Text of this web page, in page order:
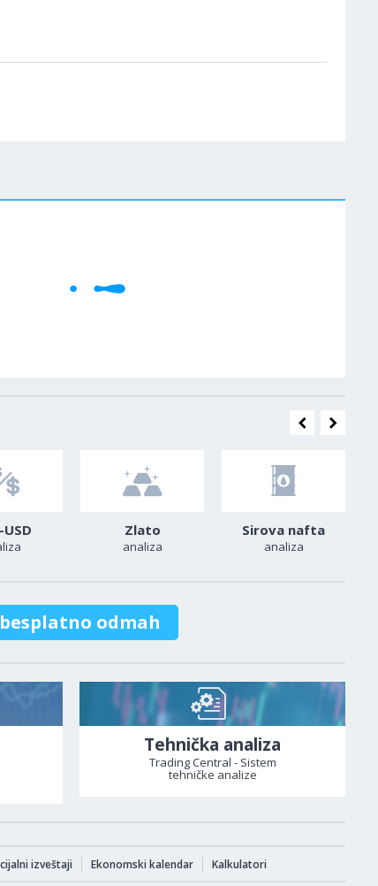
Zlato
analiza
Sirova nafta
analiza
odmah
Tehnička analiza
Trading Central - Sistem
tehničke analize
izveštaji Ekonomski kalendar Kalkulatori